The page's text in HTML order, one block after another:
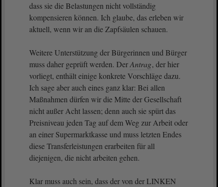
dass sie die Belastungen nicht vollständig
kompensieren können. Ich glaube, das erleben wir
aktuell, wenn wir an die Zapfsäulen schauen.
Weitere Unterstützung der Bürgerinnen und Bürger
muss daher geprüft werden. DerAntrag, der hier
vorliegt, enthält einige konkrete Vorschläge dazu.
Ich sage aber auch eines ganz klar: Bei allen
Maßnahmen dürfen wir die Mitte der Gesellschaft
nicht außer Acht lassen; denn auch sie spürt das
Preisniveau jeden Tag auf dem Weg zur Arbeit oder
an einer Supermarktkasse und muss letzten Endes
diese Transferleistungen erarbeiten für all
diejenigen, die nicht arbeiten gehen.
Klar muss auch sein, dass der von der LINKEN